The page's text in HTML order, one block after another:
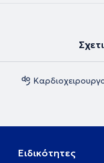
Ειδικότητες